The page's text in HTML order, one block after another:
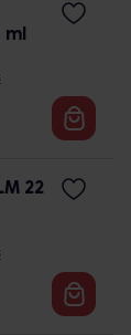
ml
22